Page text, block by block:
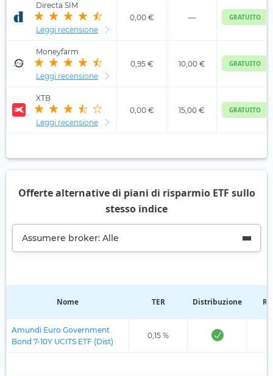
Directa SIM
Leggi recensione
0,00 € — GRATUITO
Moneyfarm
Leggi recensione
0,95 € 10,00 € GRATUITO
XTB
Leggi recensione
0,00 € 15,00 € GRATUITO
Offerte alternative di piani di risparmio ETF sullo
stesso indice
Assumere broker: Alle
Nome TER Distribuzione
Amundi Euro Government
Bond 7-10Y UCITS ETF (Dist)
0,15 %